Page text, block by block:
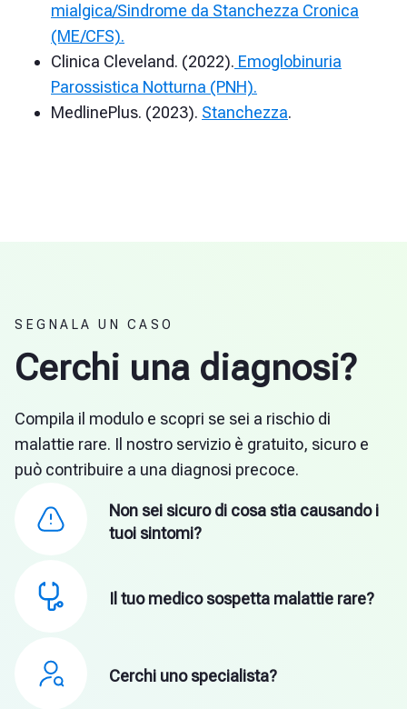
mialgica/Sindrome da Stanchezza Cronica
(ME/CFS).
Clinica Cleveland. (2022). Emoglobinuria
Parossistica Notturna (PNH).
MedlinePlus. (2023). Stanchezza.
SEGNALA UN CASO
Cerchi una diagnosi?
Compila il modulo e scopri se sei a rischio di
malattie rare. Il nostro servizio è gratuito, sicuro e
può contribuire a una diagnosi precoce.
Non sei sicuro di cosa stia causando i
tuoi sintomi?
Il tuo medico sospetta malattie rare?
Cerchi uno specialista?